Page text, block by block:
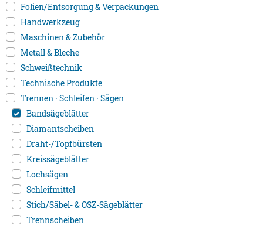
Folien/Entsorgung & Verpackungen
Handwerkzeug
Maschinen & Zubehör
Metall & Bleche
Schweißtechnik
Technische Produkte
Trennen · Schleifen · Sägen
Bandsägeblätter
Diamantscheiben
Draht-/Topfbürsten
Kreissägeblätter
Lochsägen
Schleifmittel
Stich/Säbel- & OSZ-Sägeblätter
Trennscheiben